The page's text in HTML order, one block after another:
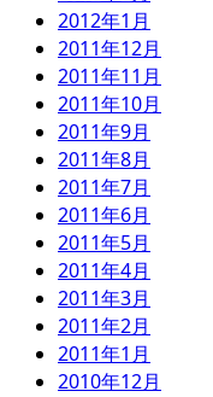
2012年1月
2011年12月
2011年11月
2011年10月
2011年9月
2011年8月
2011年7月
2011年6月
2011年5月
2011年4月
2011年3月
2011年2月
2011年1月
2010年12月